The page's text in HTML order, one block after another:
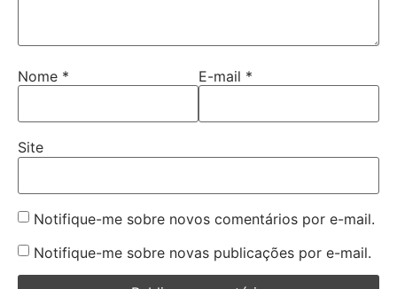
Nome * E-mail *
Site
Notifique-me sobre novos comentários por e-mail.
Notifique-me sobre novas publicações por e-mail.